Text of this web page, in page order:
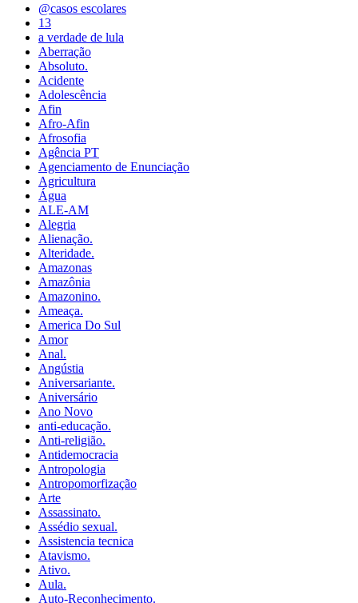
@casos escolares
13
a verdade de lula
Aberração
Absoluto.
Acidente
Adolescência
Afin
Afro-Afin
Afrosofia
Agência PT
Agenciamento de Enunciação
Agricultura
Água
ALE-AM
Alegria
Alienação.
Alteridade.
Amazonas
Amazônia
Amazonino.
Ameaça.
America Do Sul
Amor
Anal.
Angústia
Aniversariante.
Aniversário
Ano Novo
anti-educação.
Anti-religião.
Antidemocracia
Antropologia
Antropomorfização
Arte
Assassinato.
Assédio sexual.
Assistencia tecnica
Atavismo.
Ativo.
Aula.
Auto-Reconhecimento.